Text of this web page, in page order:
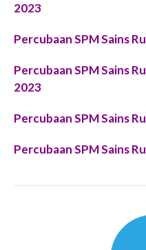
2023
Percubaan SPM Sains
Percubaan SPM Sains
2023
Percubaan SPM Sains
Percubaan SPM Sains